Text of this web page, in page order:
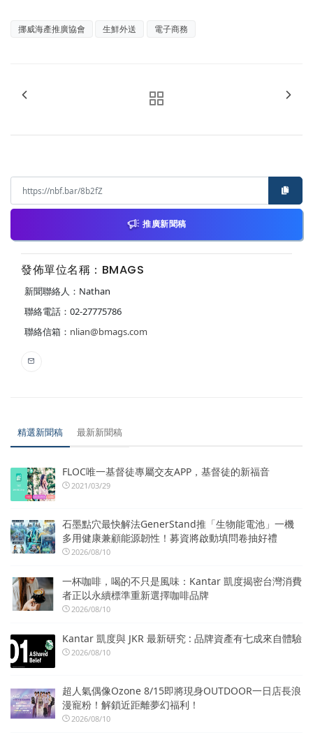
挪威海產推廣協會 生鮮外送 電子商務
推廣新聞稿
發佈單位名稱：BMAGS
新聞聯絡人：Nathan
聯絡電話：02-27775786
聯絡信箱： nlian@bmags.com
精選新聞稿 最新新聞稿
FLOC唯一基督徒專屬交友APP，基督徒的新福音
2021/03/29
石墨點穴最快解法GenerStand推「生物能電池」一機
多用健康兼顧能源韌性！募資將啟動填問卷抽好禮
2026/08/10
一杯咖啡，喝的不只是風味：Kantar 凱度揭密台灣消費
者正以永續標準重新選擇咖啡品牌
2026/08/10
Kantar 凱度與 JKR 最新研究 : 品牌資產有七成來自體驗
2026/08/10
超人氣偶像Ozone 8/15即將現身OUTDOOR一日店長浪
漫寵粉！解鎖近距離夢幻福利！
2026/08/10